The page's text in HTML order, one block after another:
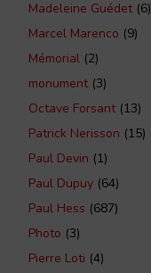
Madeleine Guédet(6)
Marcel Marenco (9)
Mémorial (2)
monument(3)
Octave Forsant(13)
Patrick Nerisson (15)
Paul Devin (1)
Paul Dupuy (64)
Paul Hess (687)
Photo (3)
Pierre Loti (4)